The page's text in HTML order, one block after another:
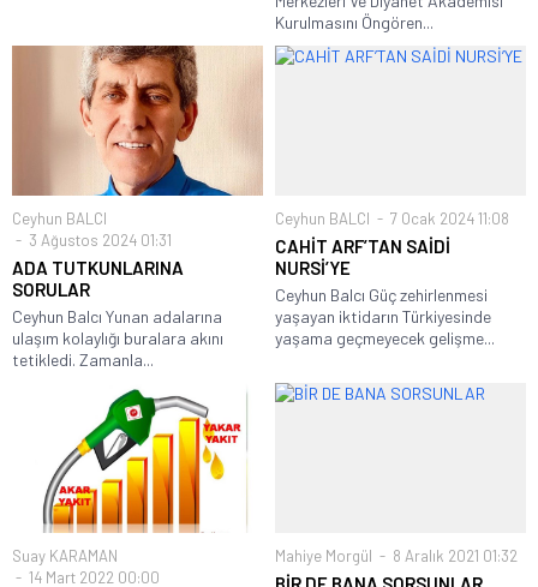
Kurulmasını Öngören...
Ceyhun BALCI
3 Ağustos 2024 01:31
ADA TUTKUNLARINA
SORULAR
Ceyhun Balcı Yunan adalarına
ulaşım kolaylığı buralara akını
tetikledi. Zamanla...
Ceyhun BALCI 7 Ocak 2024 11:08
CAHİT ARF’TAN SAİDİ
NURSİ’YE
Ceyhun Balcı Güç zehirlenmesi
yaşayan iktidarın Türkiyesinde
yaşama geçmeyecek gelişme...
Suay KARAMAN
14 Mart 2022 00:00
Mahiye Morgül 8 Aralık 2021 01:32